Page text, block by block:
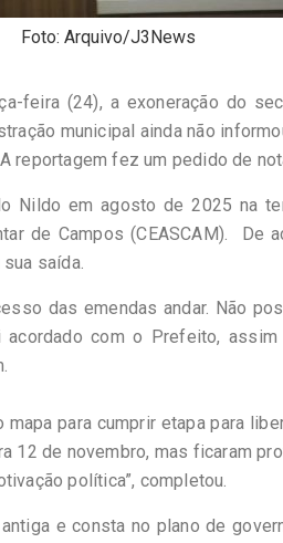
Foto: Arquivo/J3News
feira (24), a exoneração do
municipal ainda não
reportagem fez um pedido de
Nildo em agosto de 2025 na
de Campos (CEASCAM). De
saída.
das emendas andar. Não
com o Prefeito, assim
para cumprir etapa para
12 de novembro, mas ficaram
política”, completou.
e consta no plano de